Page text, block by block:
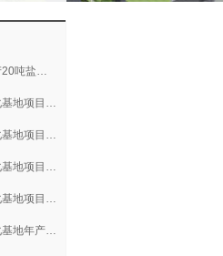
贝达药业（嵊州）有限公司年产20吨盐酸埃克替尼配套中间体技改项目环境影响评价信息公示
贝达药业（嵊州）创新药产业化基地项目（一期）职业病危害控制效果评价与职业病防护设施验收公示
贝达药业（嵊州）创新药产业化基地项目（先行）竣工环境保护验收公示
贝达药业（嵊州）创新药产业化基地项目（一期）环境保护设施调试公示
贝达药业（嵊州）创新药产业化基地项目(20t/a 盐酸埃克替尼、20ta 甲磺酸贝福替尼和 1t/a BPI-16350)非重大变动环境影响分析说明
贝达药业（嵊州）创新药产业化基地年产2吨甲磺酸贝福替尼和1吨泰贝西利原料药配套中间体技改项目环境影响评价信息公示